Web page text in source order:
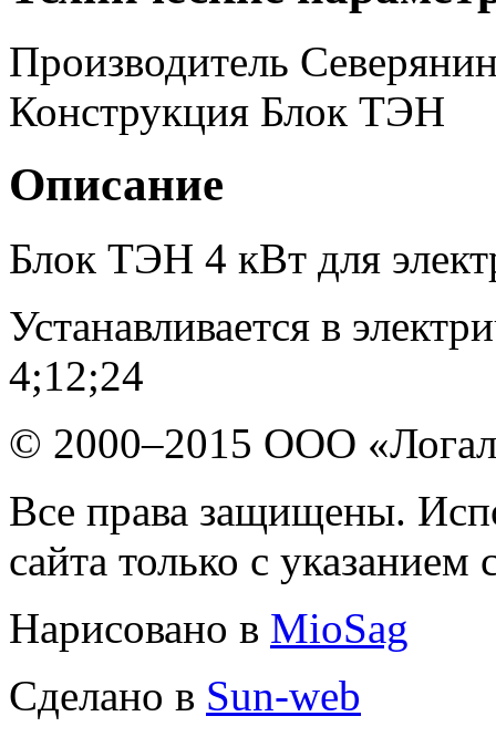
Производитель
Конструкция Блок ТЭН
Описание
Блок ТЭН 4 кВт для
Устанавливается в
4;12;24
© 2000–2015 ООО
Все права защищены.
сайта только с
Нарисовано в MioSag
Сделано в Sun-web